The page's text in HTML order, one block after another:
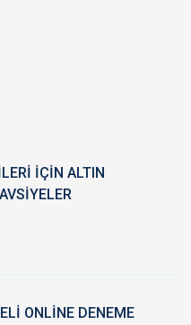
İÇİN ALTIN
ONLİNE DENEME